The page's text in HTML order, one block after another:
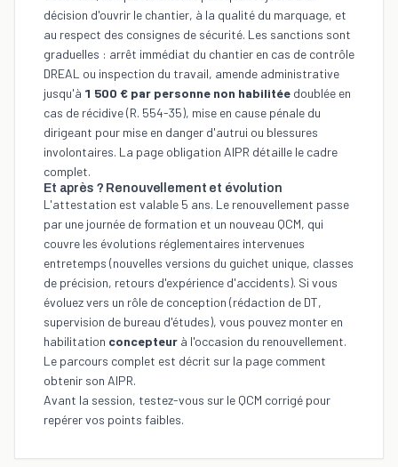
décision d'ouvrir le chantier, à la qualité du marquage, et
au respect des consignes de sécurité. Les sanctions sont
graduelles : arrêt immédiat du chantier en cas de contrôle
DREAL ou inspection du travail, amende administrative
jusqu'à 1 500 € par personne non habilitée doublée en
cas de récidive (R. 554-35), mise en cause pénale du
dirigeant pour mise en danger d'autrui ou blessures
involontaires. La page obligation AIPR détaille le cadre
complet.
Et après ? Renouvellement et évolution
L'attestation est valable 5 ans. Le renouvellement passe
par une journée de formation et un nouveau QCM, qui
couvre les évolutions réglementaires intervenues
entretemps (nouvelles versions du guichet unique, classes
de précision, retours d'expérience d'accidents). Si vous
évoluez vers un rôle de conception (rédaction de DT,
supervision de bureau d'études), vous pouvez monter en
habilitation concepteur à l'occasion du renouvellement.
Le parcours complet est décrit sur la page comment
obtenir son AIPR.
Avant la session, testez-vous sur le QCM corrigé pour
repérer vos points faibles.